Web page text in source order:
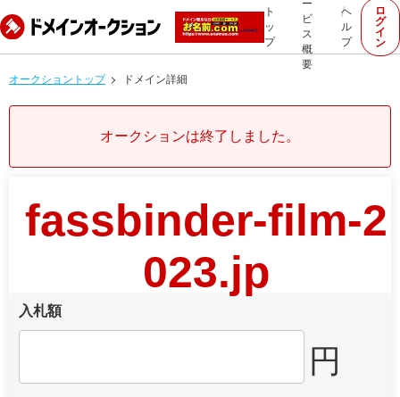
ト
ッ
プ
ー
ビ
ス
概
要
ヘ
ル
プ
ロ
グ
イ
ン
オークショントップ ドメイン詳細
オークションは終了しました。
fassbinder-film-2
023.jp
入札額
円